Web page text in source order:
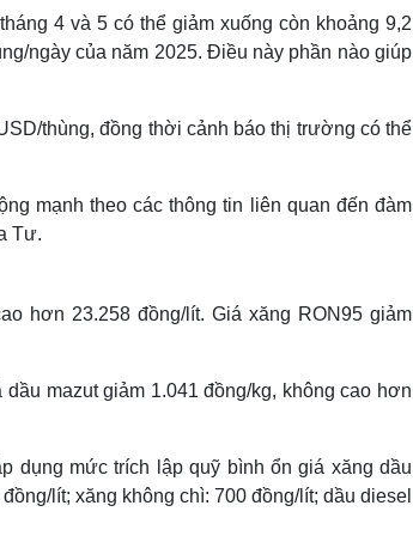
4 và 5 có thể giảm xuống còn khoảng 9,2
ngày của năm 2025. Điều này phần nào giúp
thùng, đồng thời cảnh báo thị trường có thể
mạnh theo các thông tin liên quan đến đàm
Tư.
hơn 23.258 đồng/lít. Giá xăng RON95 giảm
mazut giảm 1.041 đồng/kg, không cao hơn
dụng mức trích lập quỹ bình ổn giá xăng dầu
lít; xăng không chì: 700 đồng/lít; dầu diesel